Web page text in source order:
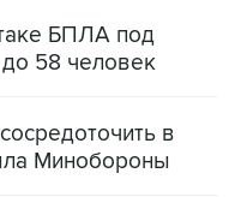
в
в Приморье